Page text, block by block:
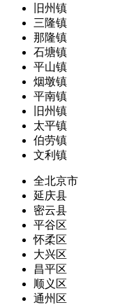
旧州镇
三隆镇
那隆镇
石塘镇
平山镇
烟墩镇
平南镇
旧州镇
太平镇
伯劳镇
文利镇
全北京市
延庆县
密云县
平谷区
怀柔区
大兴区
昌平区
顺义区
通州区